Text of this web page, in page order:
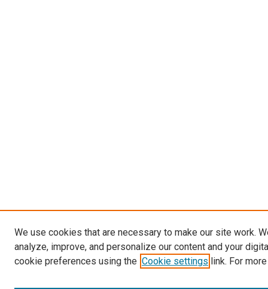
We use cookies that are necessary to make our site work.
analyze, improve, and personalize our content and your
cookie preferences using the Cookie settings link. For